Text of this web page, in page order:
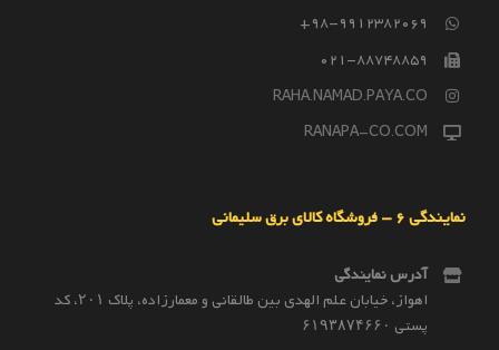
98-9912382069+
021-88748859
RAHA.NAMAD.PAYA.CO
RANAPA-CO.COM
نمایندگی 6 – فروشگاه کالای برق سلیمانی
آدرس نمایندگی
اهواز، خیابان علم الهدی بین طالقانی و معمارزاده، پلاک ۲۰۱، کد
پستی ۶۱۹۳۸۷۴۶۶۰